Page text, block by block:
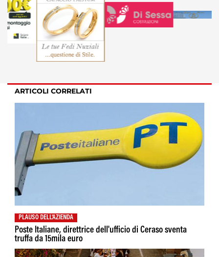
ARTICOLI CORRELATI
PLAUSO DELL'AZIENDA
Poste Italiane, direttrice dell'ufficio di Ceraso sventa
truffa da 15mila euro